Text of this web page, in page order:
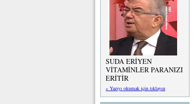
SUDA ERİYEN
VİTAMİNLER PARANIZI
ERİTİR
» Yazıyı okumak için tıklayın